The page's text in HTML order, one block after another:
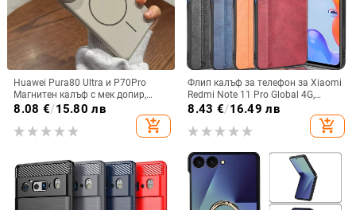
Huawei Pura80 Ultra и P70Pro
Магнитен калъф с мек допир,
ултра тънък PC корпус,
8.08 €/15.80 лв
add_shopping_cart
Флип калъф за телефон за Xiaomi
Redmi Note 11 Pro Global 4G,
имитационна кожа, бизнес стил
8.43 €/16.49 лв
add_shopping_cart